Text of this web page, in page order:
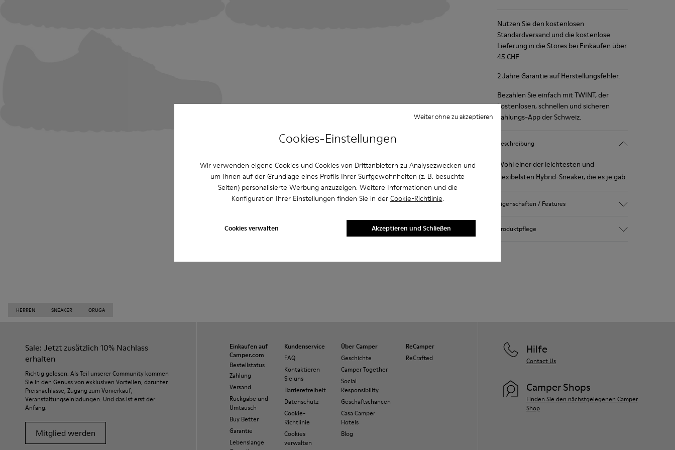
Cookies-Einstellungen
Wir verwenden eigene Cookies und Cookies von Drittanbietern zu Analysezwecken und
um Ihnen auf der Grundlage eines Profils Ihrer Surfgewohnheiten (z. B. besuchte
Seiten) personalisierte Werbung anzuzeigen. Weitere Informationen und die
Konfiguration Ihrer Einstellungen finden Sie in der Cookie-Richtlinie.
Cookies verwalten
Weiter ohne zu akzeptieren
Akzeptieren und Schließen
Nutzen Sie den kostenlosen
Standardversand und die kostenlose
Lieferung in die Stores bei Einkäufen über
45 CHF
2 Jahre Garantie auf Herstellungsfehler.
Bezahlen Sie einfach mit TWINT, der
kostenlosen, schnellen und sicheren
Zahlungs-App der Schweiz.
Beschreibung
Wohl einer der leichtesten und
flexibelsten Hybrid-Sneaker, die es je gab.
Eigenschaften / Features
Metallic-Leder und Glattleder.
Produktpflege
HERREN SNEAKER ORUGA
Sale: Jetzt zusätzlich 10% Nachlass
erhalten
Richtig gelesen. Als Teil unserer Community kommen
Sie in den Genuss von exklusiven Vorteilen, darunter
Preisnachlässe, Zugang zum Vorverkauf,
Veranstaltungseinladungen. Und das ist erst der
Anfang.
Mitglied werden
Einkaufen auf
Camper.com
Bestellstatus
Zahlung
Versand
Rückgabe und
Umtausch
Buy Better
Garantie
Lebenslange
Kundenservice
FAQ
Kontaktieren
Sie uns
Barrierefreiheit
Datenschutz
Cookie-
Richtlinie
Cookies
verwalten
Über Camper
Geschichte
Camper Together
Social
Responsibility
Geschäftschancen
Casa Camper
Hotels
Blog
ReCamper
ReCrafted
Hilfe
Contact Us
Camper Shops
Finden Sie den nächstgelegenen Camper
Shop